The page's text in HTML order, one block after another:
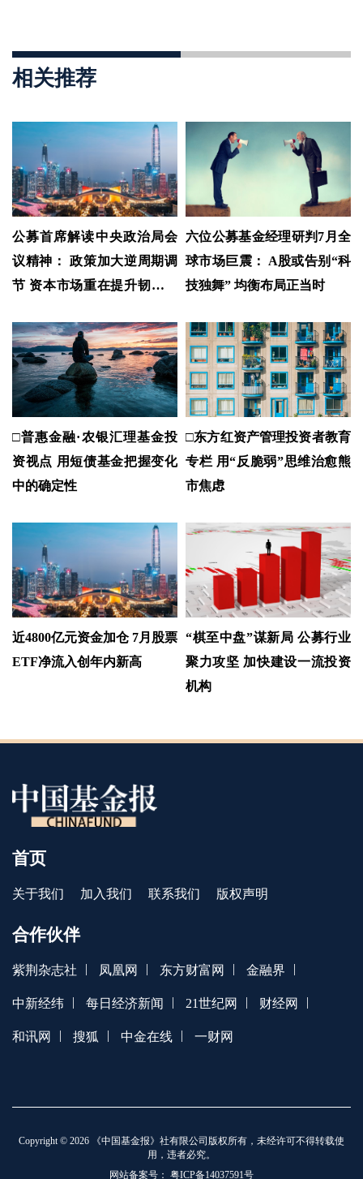
相关推荐
公募首席解读中央政治局会
议精神： 政策加大逆周期调
节 资本市场重在提升韧性和
六位公募基金经理研判7月全
球市场巨震： A股或告别“科
技独舞” 均衡布局正当时
□普惠金融·农银汇理基金投
资视点 用短债基金把握变化
中的确定性
□东方红资产管理投资者教育
专栏 用“反脆弱”思维治愈熊
市焦虑
近4800亿元资金加仓 7月股票
ETF净流入创年内新高
“棋至中盘”谋新局 公募行业
聚力攻坚 加快建设一流投资
机构
首页
关于我们 加入我们 联系我们 版权声明
合作伙伴
紫荆杂志社 凤凰网 东方财富网 金融界
中新经纬 每日经济新闻 21世纪网 财经网
和讯网 搜狐 中金在线 一财网
Copyright © 2026 《中国基金报》社有限公司版权所有，未经许可不得转载使
用，违者必究。
网站备案号： 粤ICP备14037591号